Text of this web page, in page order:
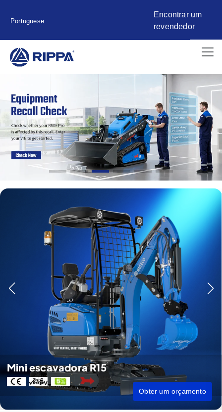
Portuguese
Encontrar um
revendedor
Mini escavadora R15
Obter um orçamento